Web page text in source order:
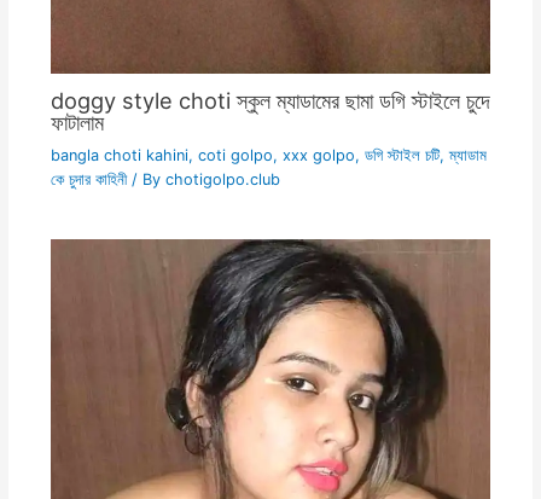
doggy style choti স্কুল ম্যাডামের ছামা ডগি স্টাইলে চুদে
ফাটালাম
bangla choti kahini, coti golpo, xxx golpo, ডগি স্টাইল চটি,ম্যাডাম
কে চুদার কাহিনী/ By chotigolpo.club